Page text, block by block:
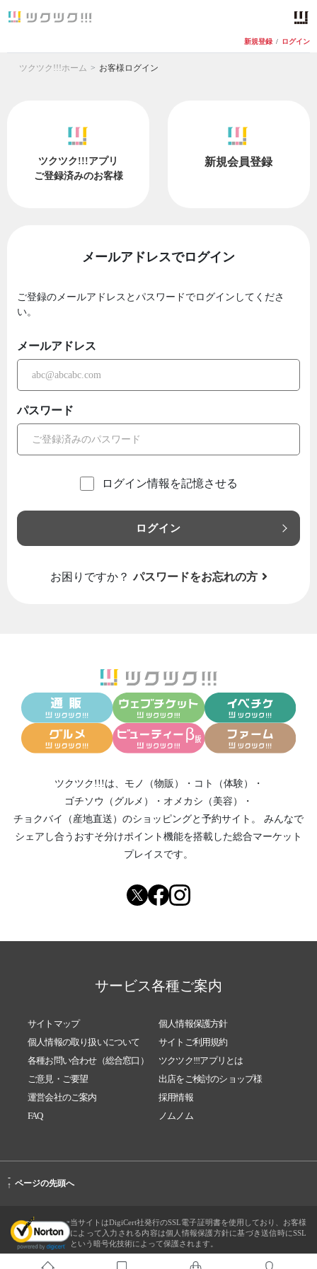
新規登録 / ログイン
ツクツク!!!ホーム お客様ログイン
ツクツク!!!アプリ
ご登録済みのお客様
新規会員登録
メールアドレスでログイン
ご登録のメールアドレスとパスワードでログインしてくださ
い。
メールアドレス
パスワード
ログイン情報を記憶させる
ログイン
お困りですか？ パスワードをお忘れの方
ツクツク!!!は、 モノ（物販） ・ コト（体験）
・
ゴチソウ（グルメ）
・ オメカシ（美容）
・
チョクバイ（産地直送） のショッピングと予約サイト。
みんなで
シェアし合う おすそ分けポイント機能を搭載した総合マーケット
プレイスです。
サービス各種ご案内
サイトマップ
個人情報保護方針
個人情報の取り扱いについて
サイトご利用規約
各種お問い合わせ（総合窓口）
ツクツク!!!アプリとは
ご意見・ご要望
出店をご検討のショップ様
運営会社のご案内
採用情報
FAQ
ノムノム
-
↑ ページの先頭へ
当サイトはDigiCert社発行のSSL電子証明書を使用しており、お客様
によって入力される内容は個人情報保護方針に基づき送信時にSSL
という暗号化技術によって保護されます。